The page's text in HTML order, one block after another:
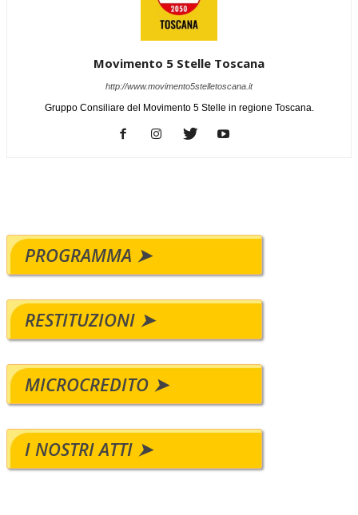
Movimento 5 Stelle Toscana
http://www.movimento5stelletoscana.it
Gruppo Consiliare del Movimento 5 Stelle in regione Toscana.
PROGRAMMA ➤
RESTITUZIONI ➤
MICROCREDITO ➤
I NOSTRI ATTI ➤